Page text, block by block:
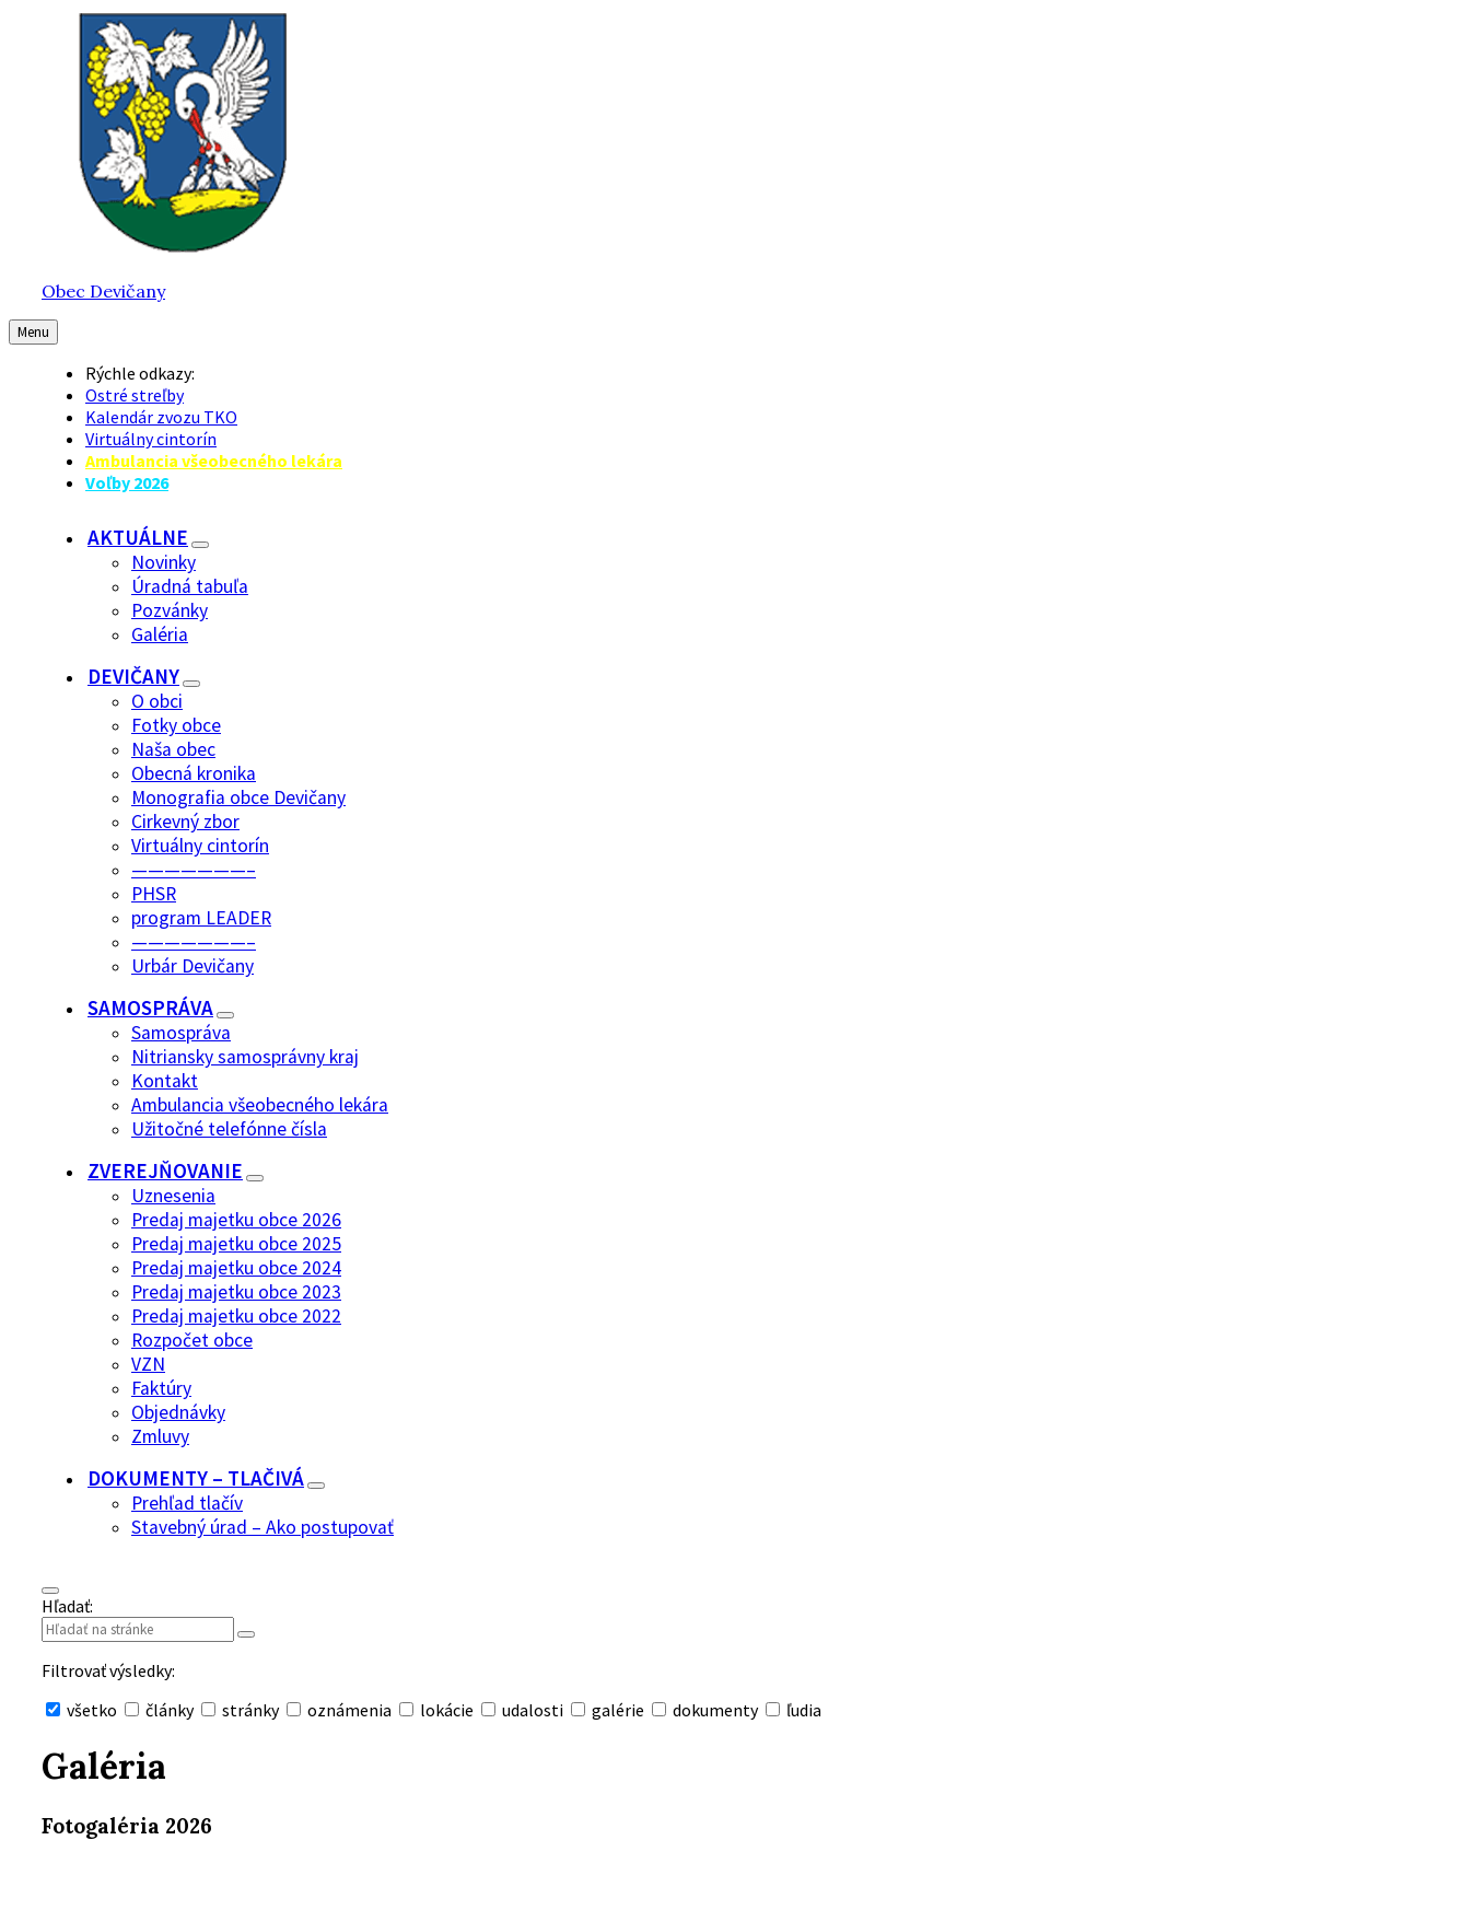
Obec Devičany
Menu
Rýchle odkazy:
Ostré streľby
Kalendár zvozu TKO
Virtuálny cintorín
Ambulancia všeobecného lekára
Voľby 2026
AKTUÁLNE
Novinky
Úradná tabuľa
Pozvánky
Galéria
DEVIČANY
O obci
Fotky obce
Naša obec
Obecná kronika
Monografia obce Devičany
Cirkevný zbor
Virtuálny cintorín
———————–
PHSR
program LEADER
———————–
Urbár Devičany
SAMOSPRÁVA
Samospráva
Nitriansky samosprávny kraj
Kontakt
Ambulancia všeobecného lekára
Užitočné telefónne čísla
ZVEREJŇOVANIE
Uznesenia
Predaj majetku obce 2026
Predaj majetku obce 2025
Predaj majetku obce 2024
Predaj majetku obce 2023
Predaj majetku obce 2022
Rozpočet obce
VZN
Faktúry
Objednávky
Zmluvy
DOKUMENTY – TLAČIVÁ
Prehľad tlačív
Stavebný úrad – Ako postupovať
Hľadať:
Filtrovať výsledky:
všetko
články stránky oznámenia lokácie udalosti galérie dokumenty ľudia
vyhľadávanie
Galéria
Fotogaléria 2026